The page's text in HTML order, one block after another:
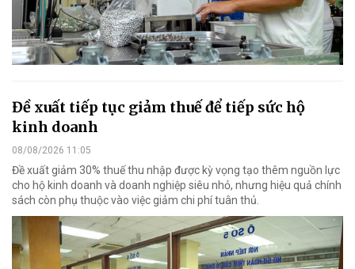
Đề xuất tiếp tục giảm thuế để tiếp sức hộ
kinh doanh
08/08/2026 11:05
Đề xuất giảm 30% thuế thu nhập được kỳ vọng tạo thêm nguồn lực
cho hộ kinh doanh và doanh nghiệp siêu nhỏ, nhưng hiệu quả chính
sách còn phụ thuộc vào việc giảm chi phí tuân thủ.